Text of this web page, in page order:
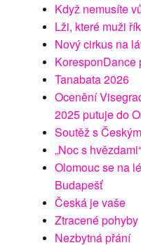
Když nemusíte
Lži, které muži
Nový cirkus na
KoresponDance
Tanabata 2026
Ocenění
2025 putuje do
Soutěž s
„Noc s
Olomouc se na
Budapešť
Česká je vaše
Ztracené pohyby
Nezbytná přání